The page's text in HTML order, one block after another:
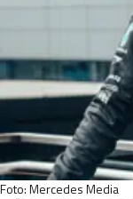
Foto: Mercedes Media